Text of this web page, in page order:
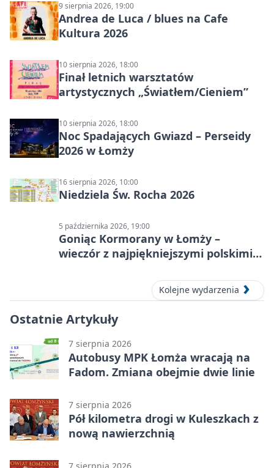
9 sierpnia 2026, 19:00
Andrea de Luca / blues na Cafe
Kultura 2026
10 sierpnia 2026, 18:00
Finał letnich warsztatów
artystycznych „Światłem/Cieniem”
10 sierpnia 2026, 18:00
Noc Spadających Gwiazd – Perseidy
2026 w Łomży
16 sierpnia 2026, 10:00
Niedziela Św. Rocha 2026
5 października 2026, 19:00
Goniąc Kormorany w Łomży –
wieczór z najpiękniejszymi polskimi
Kolejne wydarzenia
Ostatnie Artykuły
7 sierpnia 2026
Autobusy MPK Łomża wracają na
Fadom. Zmiana obejmie dwie linie
7 sierpnia 2026
Pół kilometra drogi w Kuleszkach z
nową nawierzchnią
7 sierpnia 2026